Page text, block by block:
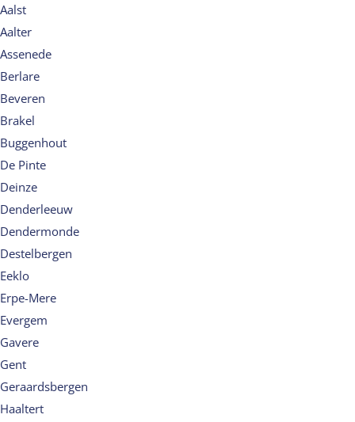
Aalst
Aalter
Assenede
Berlare
Beveren
Brakel
Buggenhout
De Pinte
Deinze
Denderleeuw
Dendermonde
Destelbergen
Eeklo
Erpe-Mere
Evergem
Gavere
Gent
Geraardsbergen
Haaltert